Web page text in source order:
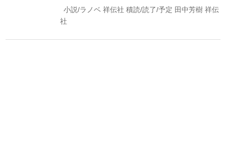
小説/ラノベ 祥伝社 積読/読了/予定 田中芳樹 祥伝
社